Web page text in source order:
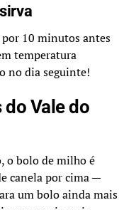
10 minutos antes
temperatura
no dia seguinte!
do Vale do
o bolo de milho é
canela por cima —
um bolo ainda mais